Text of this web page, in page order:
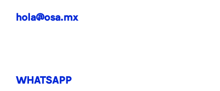
hola@osa.mx
WHATSAPP